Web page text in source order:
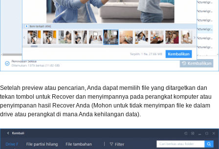
Setelah preview atau pencarian, Anda dapat memilih file yang ditargetkan dan
tekan tombol untuk Recover dan menyimpannya pada perangkat komputer atau
penyimpanan hasil Recover Anda (Mohon untuk tidak menyimpan file ke dalam
drive atau perangkat di mana Anda kehilangan data).